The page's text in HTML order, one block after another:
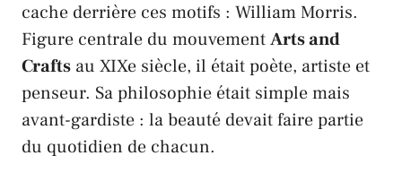
cache derrière ces motifs : William Morris.
Figure centrale du mouvementArts and
Crafts au XIXe siècle, il était poète, artiste et
penseur. Sa philosophie était simple mais
avant-gardiste : la beauté devait faire partie
du quotidien de chacun.